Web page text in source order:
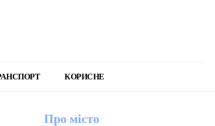
КОРИСНЕ
Про місто